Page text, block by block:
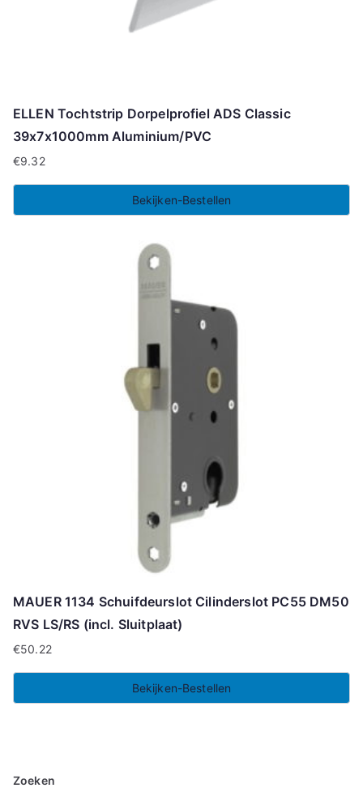
ELLEN Tochtstrip Dorpelprofiel ADS Classic
39x7x1000mm Aluminium/PVC
€9.32
Bekijken-Bestellen
MAUER 1134 Schuifdeurslot Cilinderslot PC55 DM50
RVS LS/RS (incl. Sluitplaat)
€50.22
Bekijken-Bestellen
Zoeken